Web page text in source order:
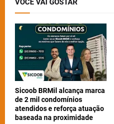
VOCÊ VAI GOSTAR
Sicoob BRMil alcança marca
de 2 mil condomínios
atendidos e reforça atuação
baseada na proximidade